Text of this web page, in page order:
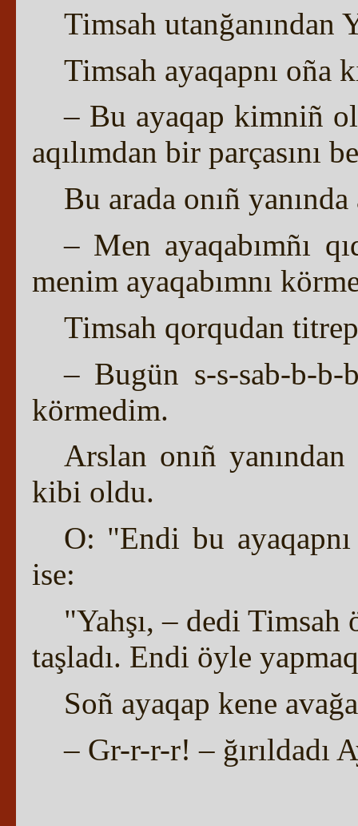
Timsah utanğanından
Timsah ayaqapnı oña
– Bu ayaqap kimniñ
aqılımdan bir parçasını
Bu arada onıñ
– Men ayaqabımñı
menim ayaqabımnı
Timsah qorqudan
– Bugün s-s-sab-b-
körmedim.
Arslan onıñ
kibi oldu.
O: "Endi bu
ise:
"Yahşı, – dedi Timsah
taşladı. Endi öyle
Soñ ayaqap kene
– Gr-r-r-r! – ğırıldadı